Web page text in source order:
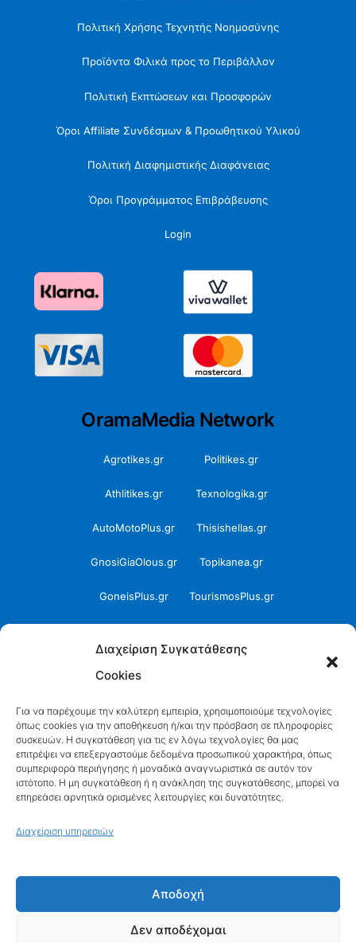
Διαχείριση Συγκατάθεσης
Cookies
Για να παρέχουμε την καλύτερη εμπειρία, χρησιμοποιούμε τεχνολογίες
όπως cookies για την αποθήκευση ή/και την πρόσβαση σε πληροφορίες
συσκευών. Η συγκατάθεση για τις εν λόγω τεχνολογίες θα μας
επιτρέψει να επεξεργαστούμε δεδομένα προσωπικού χαρακτήρα, όπως
συμπεριφορά περιήγησης ή μοναδικά αναγνωριστικά σε αυτόν τον
ιστότοπο. Η μη συγκατάθεση ή η ανάκληση της συγκατάθεσης, μπορεί να
επηρεάσει αρνητικά ορισμένες λειτουργίες και δυνατότητες.
Διαχείριση υπηρεσιών
Αποδοχή
Δεν αποδέχομαι
Πολιτική Χρήσης Τεχνητής Νοημοσύνης
Προϊόντα Φιλικά προς το Περιβάλλον
Πολιτική Εκπτώσεων και Προσφορών
Όροι Affiliate Συνδέσμων & Προωθητικού Υλικού
Πολιτική Διαφημιστικής Διαφάνειας
Όροι Προγράμματος Επιβράβευσης
Login
OramaMedia Network
Agrotikes.gr Politikes.gr
Athlitikes.gr Texnologika.gr
AutoMotoPlus.gr Thisishellas.gr
GnosiGiaOlous.gr Topikanea.gr
GoneisPlus.gr TourismosPlus.gr
ModernaGynaika.gr Xristianika.gr
OikonomiaPlus.gr ZoumeKalytera.gr
Oikotropia.gr ZoumeSpiti.gr
Perepet.gr
© 2026Orama Group(Orama Group Μ.Ι.Κ.Ε.) |
Α.Φ.Μ. 801086294 – Δ.Ο.Υ. ΚΕΦΟΔΕ Αττικής |
Γ.Ε.ΜΗ 148748903000 | Έδρα: Αθήνα, Ελλάδα |